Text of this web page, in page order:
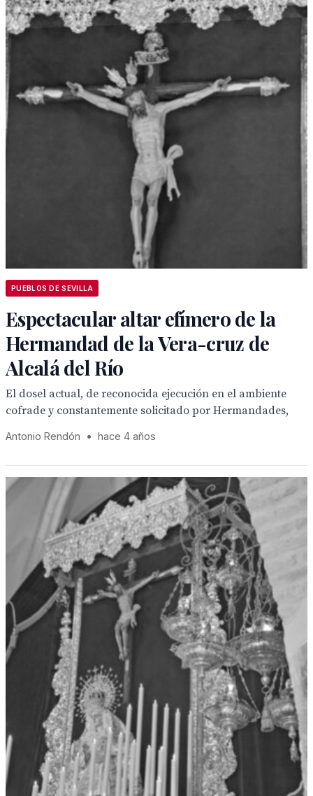
PUEBLOS DE SEVILLA
Espectacular altar efímero de la
Hermandad de la Vera-cruz de
Alcalá del Río
El dosel actual, de reconocida ejecución en el ambiente
cofrade y constantemente solicitado por Hermandades,
Antonio Rendón • hace 4 años